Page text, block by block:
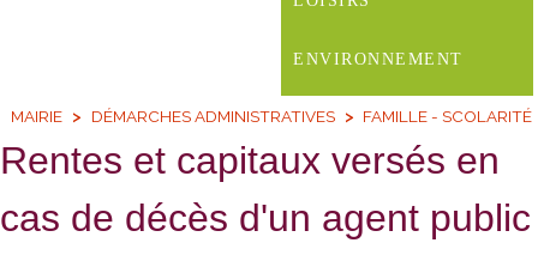
ENVIRONNEMENT
MAIRIE DÉMARCHES ADMINISTRATIVES FAMILLE - SCOLARITÉ
Rentes et capitaux versés en
cas de décès d'un agent public